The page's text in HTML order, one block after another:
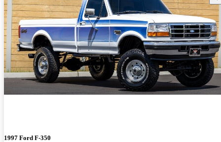
1997 Ford F-350